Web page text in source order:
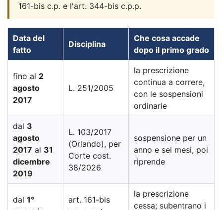
161-bis c.p. e l'art. 344-bis c.p.p.
Data del
fatto
Disciplina
Che cosa accade
dopo il primo grado
fino al 2
agosto
2017
L. 251/2005
la prescrizione
continua a correre,
con le sospensioni
ordinarie
dal 3
agosto
2017 al 31
dicembre
2019
L. 103/2017
(Orlando), per
Corte cost.
38/2026
sospensione per un
anno e sei mesi, poi
riprende
dal 1°
art. 161-bis
la prescrizione
cessa; subentrano i